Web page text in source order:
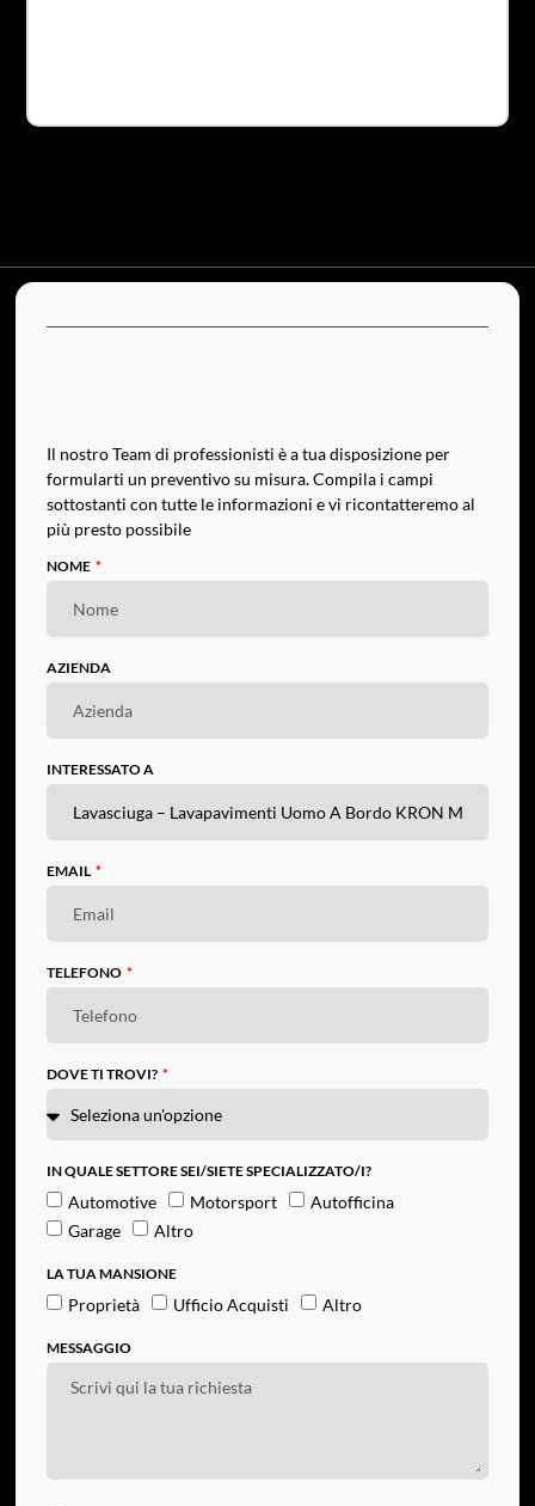
Il nostro Team di professionisti è a tua disposizione per
formularti un preventivo su misura. Compila i campi
sottostanti con tutte le informazioni e vi ricontatteremo al
più presto possibile
NOME
AZIENDA
INTERESSATO A
EMAIL
TELEFONO
DOVE TI TROVI?
IN QUALE SETTORE SEI/SIETE SPECIALIZZATO/I?
Automotive Motorsport
Autofficina
Garage
Altro
LA TUA MANSIONE
Proprietà Ufficio Acquisti Altro
MESSAGGIO